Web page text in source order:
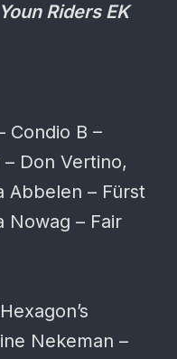
Riders EK
Condio B –
Don Vertino,
Abbelen – Fürst
Nowag – Fair
Nekeman –